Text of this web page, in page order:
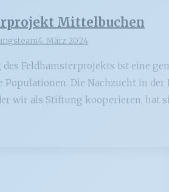
Mittelbuchen
4. März 2024
Feldhamsterprojekts ist eine
Populationen. Die Nachzucht in
wir als Stiftung kooperieren, hat